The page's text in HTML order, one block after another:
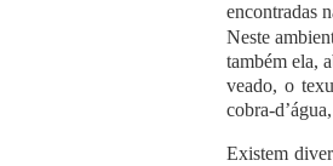
encontradas
Neste
também ela,
veado, o
cobra-
Existem